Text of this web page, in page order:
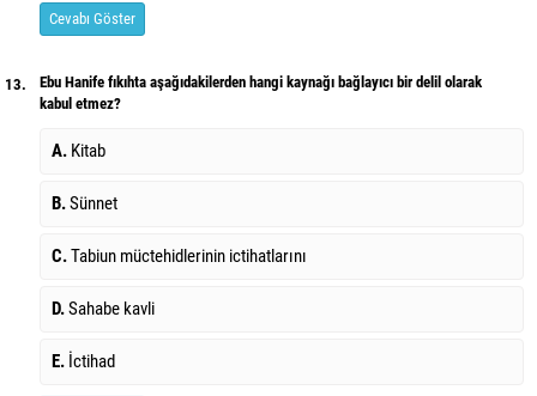
Cevabı Göster
13.
Ebu Hanife fıkıhta aşağıdakilerden hangi kaynağı bağlayıcı bir delil olarak
kabul etmez?
A. Kitab
B.Sünnet
C.Tabiun müctehidlerinin ictihatlarını
D.Sahabe kavli
E. İctihad